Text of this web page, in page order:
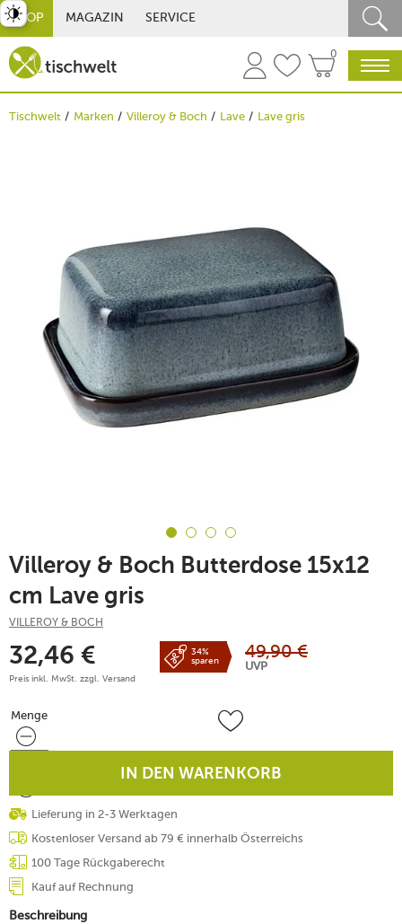
SHOP MAGAZIN SERVICE
0
Tischwelt Marken Villeroy & Boch Lave Lave gris
Villeroy & Boch Butterdose 15x12
cm Lave gris
VILLEROY & BOCH
32,46 €
Preis inkl. MwSt. zzgl. Versand
34%
sparen
49,90 €
UVP
Menge
Menge
IN DEN WARENKORB
Lieferung in 2-3 Werktagen
Kostenloser Versand ab 79 € innerhalb Österreichs
100 Tage Rückgaberecht
Kauf auf Rechnung
Beschreibung
umschalten